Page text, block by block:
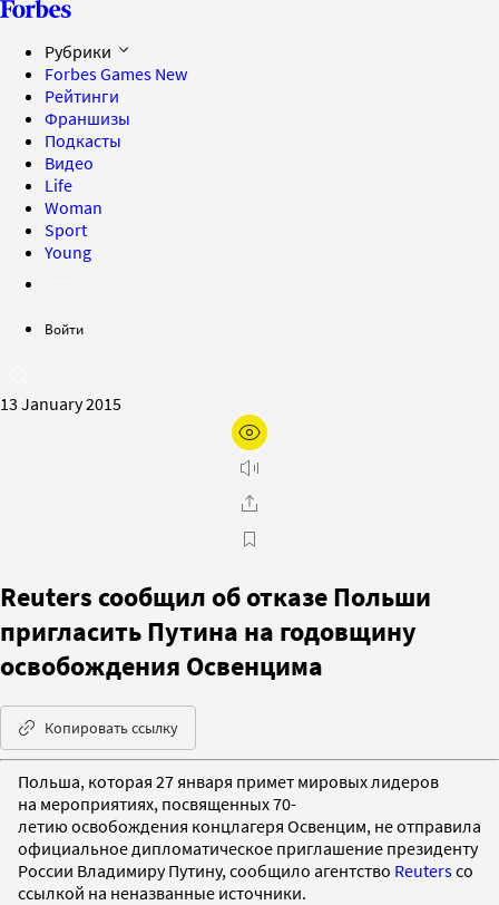
Рубрики
Forbes Games New
Рейтинги
Франшизы
Подкасты
Видео
Life
Woman
Sport
Young
Войти
13 January 2015
Reuters сообщил об отказе Польши
пригласить Путина на годовщину
освобождения Освенцима
Копировать ссылку
Польша, которая 27 января примет мировых лидеров
на мероприятиях, посвященных 70-
летию освобождения концлагеря Освенцим, не отправила
официальное дипломатическое приглашение президенту
России Владимиру Путину, сообщило агентство Reutersсо
ссылкой на неназванные источники.